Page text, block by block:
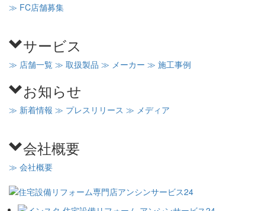
≫ FC店舗募集
サービス
≫ 店舗一覧 ≫ 取扱製品 ≫ メーカー ≫ 施工事例
お知らせ
≫ 新着情報 ≫ プレスリリース ≫ メディア
会社概要
≫ 会社概要